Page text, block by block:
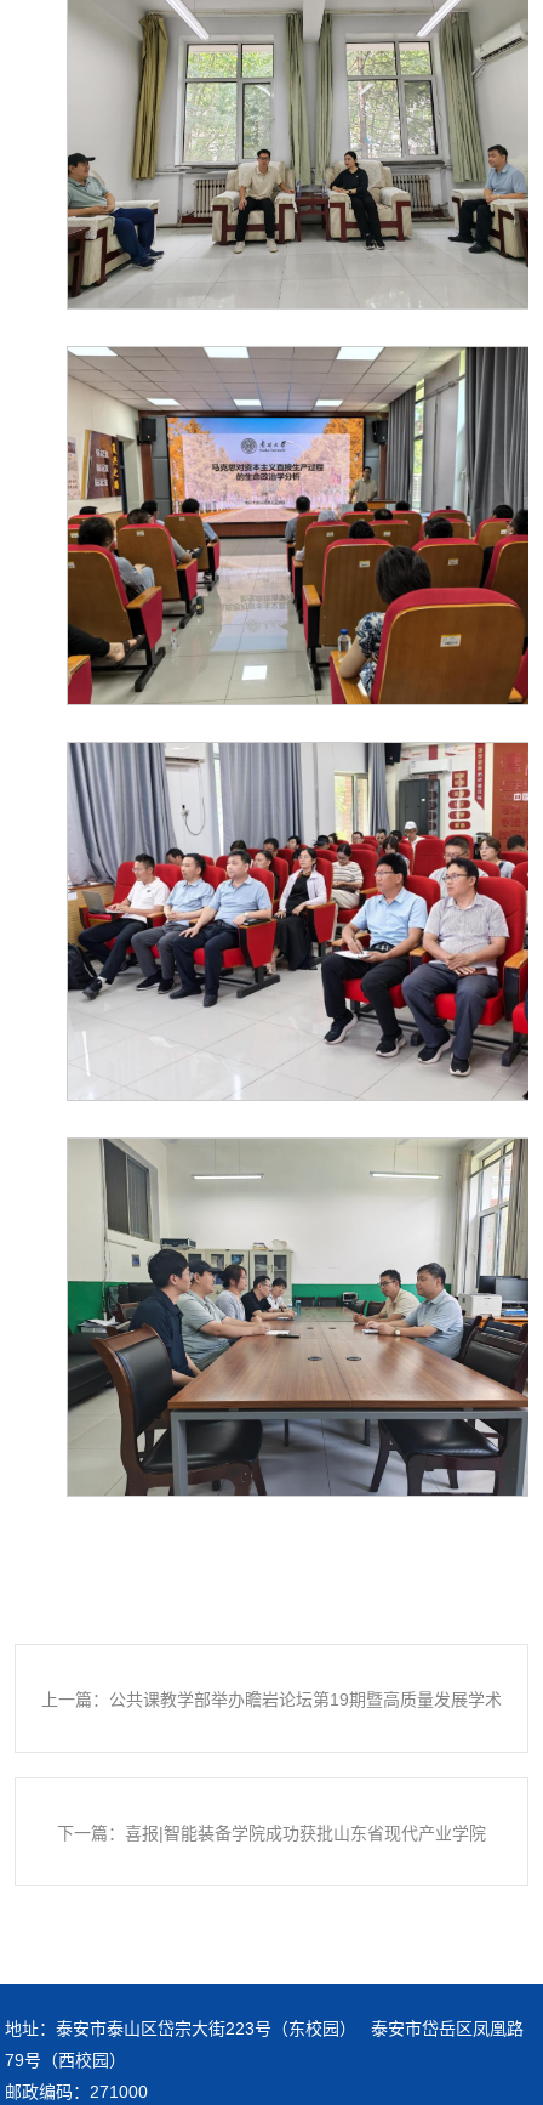
上一篇：公共课教学部举办瞻岩论坛第19期暨高质量发展学术
下一篇：喜报|智能装备学院成功获批山东省现代产业学院
地址：泰安市泰山区岱宗大街223号（东校园） 泰安市岱岳区凤凰路
79号（西校园）
邮政编码：271000